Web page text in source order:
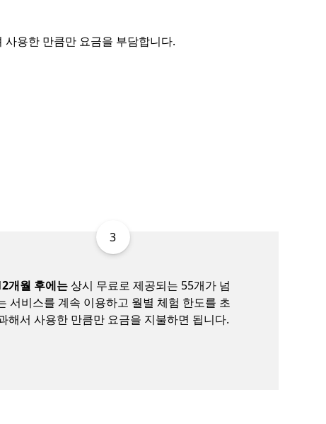
용한 만큼만 요금을 부담합니다.
3
개월 후에는상시 무료로 제공되는 55개가 넘
서비스를 계속 이용하고 월별 체험 한도를 초
해서 사용한 만큼만 요금을 지불하면 됩니다.